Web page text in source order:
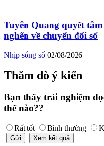
Tuyên Quang quyết
nghẽn về chuyển đổi số
Nhịp sống số 02/08/2026
Thăm dò ý kiến
Bạn thấy trải nghiệm
thế nào??
Rất tốt Bình thường
Gửi Xem kết quả